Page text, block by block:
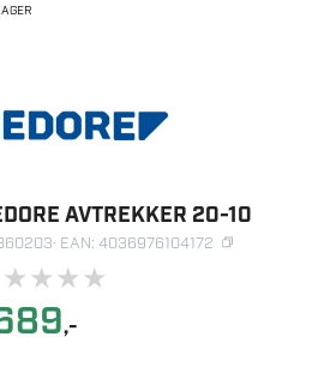
AVTREKKER 20-10
· EAN: 4036976104172
★★★★
,-